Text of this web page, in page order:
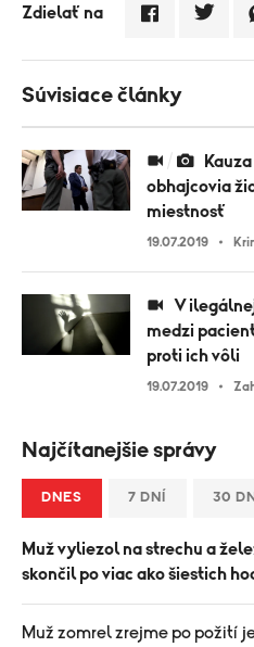
Zdielať na
Súvisiace články
obhajcovia
miestnosť
19.07.2019
V ilegálnej liečebni organizovali bitky
medzi
proti ich vôli
19.07.2019
Najčítanejšie správy
DNES 7 DNÍ 30
Muž vyliezol na strechu a
skončil po viac ako šiestich
Muž zomrel zrejme po požití